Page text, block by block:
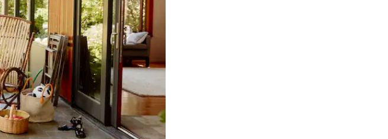
ou en appuyant et en faisant glisser.